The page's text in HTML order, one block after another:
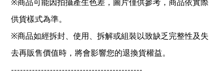
供貨樣式為準。
※商品如經拆封、使用、拆解或組裝以致缺乏完整性及失
去再販售價值時，將會影響您的退換貨權益。
--------------------------------------------